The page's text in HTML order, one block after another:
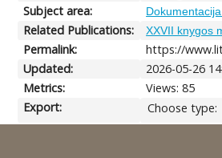
Subject area:
Related Publications: XXVII knygos
Permalink:
https://
Updated:
2026-05-26
Metrics:
Views: 85
Export:
Choose type: